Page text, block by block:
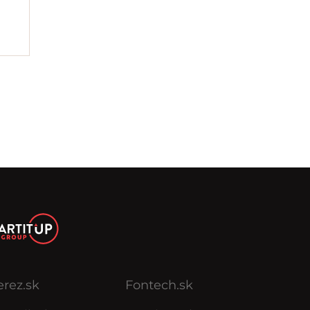
Fontech.sk